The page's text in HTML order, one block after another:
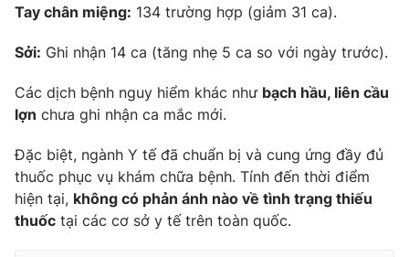
Tay chân miệng: 134 trường hợp (giảm 31 ca).
Sởi: Ghi nhận 14 ca (tăng nhẹ 5 ca so với ngày trước).
Các dịch bệnh nguy hiểm khác như bạch hầu, liên cầu
lợn chưa ghi nhận ca mắc mới.
Đặc biệt, ngành Y tế đã chuẩn bị và cung ứng đầy đủ
thuốc phục vụ khám chữa bệnh. Tính đến thời điểm
hiện tại, không có phản ánh nào về tình trạng thiếu
thuốc tại các cơ sở y tế trên toàn quốc.